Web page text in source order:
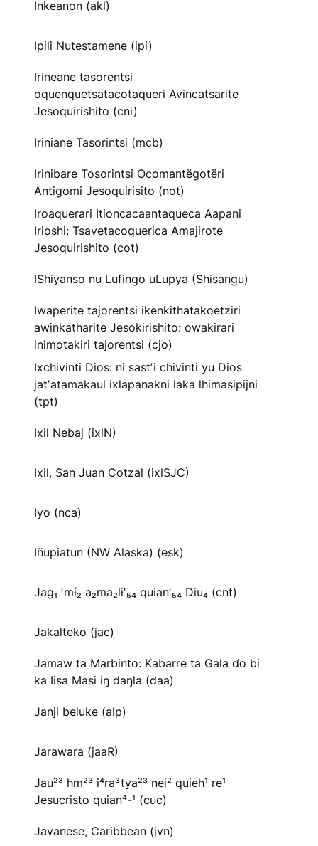
Inkeanon (akl)
Ipili Nutestamene (ipi)
Irineane tasorentsi
oquenquetsatacotaqueri Avincatsarite
Jesoquirishito (cni)
Iriniane Tasorintsi (mcb)
Irinibare Tosorintsi Ocomantëgotëri
Antigomi Jesoquirisito (not)
Iroaquerari Itioncacaantaqueca Aapani
Irioshi: Tsavetacoquerica Amajirote
Jesoquirishito (cot)
IShiyanso nu Lufingo uLupya (Shisangu)
Iwaperite tajorentsi ikenkithatakoetziri
awinkatharite Jesokirishito: owakirari
inimotakiri tajorentsi (cjo)
Ixchivinti Dios: ni sastʼi chivinti yu Dios
jatʼatamakaul ixlapanakni laka lhimasipijni
(tpt)
Ixil Nebaj (ixlN)
Ixil, San Juan Cotzal (ixlSJC)
Iyo (nca)
Iñupiatun (NW Alaska) (esk)
Jag₁ ʼmɨ́₂ a₂ma₂lɨʼ₅₄ quianʼ₅₄ Diu₄ (cnt)
Jakalteko (jac)
Jamaw ta Marbinto: Kabarre ta Gala ɗo bi
ka Iisa Masi iŋ daŋla (daa)
Janji beluke (alp)
Jarawara (jaaR)
Jau²³ hm²³ i⁴ra³tya²³ nei² quieh¹ re¹
Jesucristo quian⁴-¹ (cuc)
Javanese, Caribbean (jvn)